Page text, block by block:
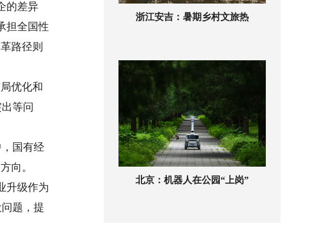
的差异
担全国性
路径则
优化和
等问
国有经
向。
升级作为
题，提
浙江安吉：暑期乡村文旅热
北京：机器人在公园“上岗”